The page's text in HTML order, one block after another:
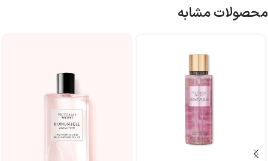
محصولات مشابه